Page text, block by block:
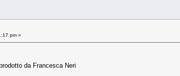
pm »
da Francesca Neri